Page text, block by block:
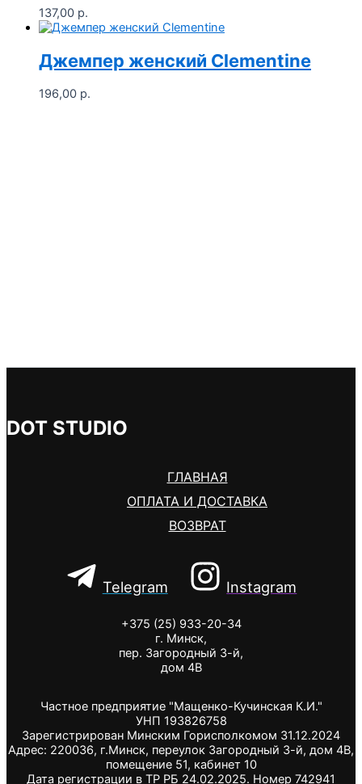
137,00 р.
Джемпер женский Clementine
196,00 р.
DOT STUDIO
ГЛАВНАЯ
ОПЛАТА И ДОСТАВКА
ВОЗВРАТ
Telegram Instagram
+375 (25) 933-20-34
г. Минск,
пер. Загородный 3-й,
дом 4В
Частное предприятие "Мащенко-Кучинская К.И."
УНП 193826758
Зарегистрирован Минским Горисполкомом 31.12.2024
Адрес: 220036, г.Минск, переулок Загородный 3-й, дом 4В,
помещение 51, кабинет 10
Дата регистрации в ТР РБ 24.02.2025. Номер 742941